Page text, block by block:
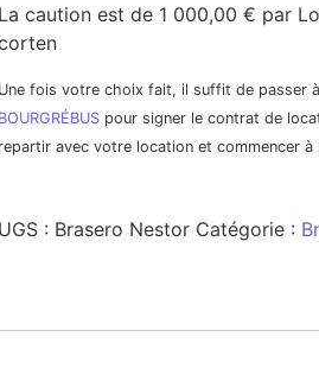
La caution est de 1 000,00 € par
Une fois votre choix fait, il suffit de passer
BOURGRÉBUSpour signer le contrat de
repartir avec votre location et commencer à
UGS : Brasero Nestor Catégorie :